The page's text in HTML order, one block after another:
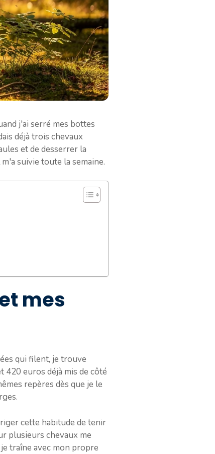
j'ai serré mes bottes
déjà trois chevaux
et de desserrer la
suivie toute la semaine.
mes
qui filent, je trouve
420 euros déjà mis de côté
repères dès que je le
cette habitude de tenir
plusieurs chevaux me
traîne avec mon propre